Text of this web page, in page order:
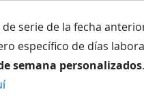
serie de la fecha
específico de días
semana personalizados